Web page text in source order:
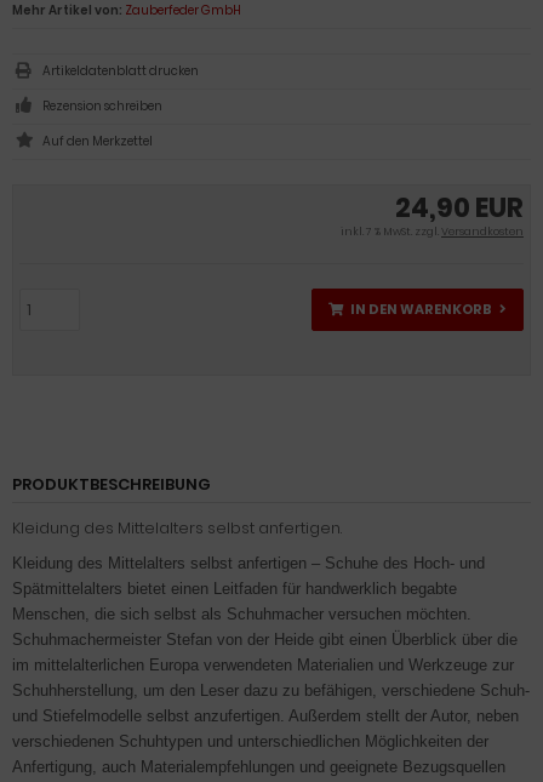
24,90 EUR
inkl. 7 % MwSt. zzgl.Versandkosten
IN DEN WARENKORB
Mehr Artikel von: Zauberfeder GmbH
Artikeldatenblatt drucken
Rezension schreiben
PRODUKTBESCHREIBUNG
Kleidung des Mittelalters selbst anfertigen.
Kleidung des Mittelalters selbst anfertigen – Schuhe des Hoch- und
Spätmittelalters bietet einen Leitfaden für handwerklich begabte
Menschen, die sich selbst als Schuhmacher versuchen möchten.
Schuhmachermeister Stefan von der Heide gibt einen Überblick über die
im mittelalterlichen Europa verwendeten Materialien und Werkzeuge zur
Schuhherstellung, um den Leser dazu zu befähigen, verschiedene Schuh-
und Stiefelmodelle selbst anzufertigen. Außerdem stellt der Autor, neben
verschiedenen Schuhtypen und unterschiedlichen Möglichkeiten der
Anfertigung, auch Materialempfehlungen und geeignete Bezugsquellen